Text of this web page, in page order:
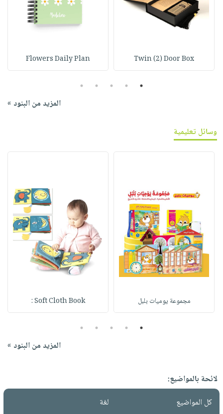
Twin (2) Door Box
Flowers Daily Plan
1
2
3
4
5
المزيد من البنود »
وسائل تعليمية
مجموعة يوميات بلبل Soft Cloth Book :
1
2
3
4
5
المزيد من البنود »
لائحة بالمواضيع:
كل المواضيع
لغة